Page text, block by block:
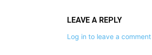
LEAVE A REPLY
Log in to leave a comment